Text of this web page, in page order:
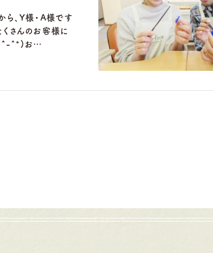
ら、Y様・A様です
さんのお客様に
(*^-^*)お…
岡崎店
三重店